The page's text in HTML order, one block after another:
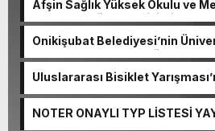
Afşin Sağlık Yüksek Okulu ve
Okulunda görev değişimi!
Onikişubat Belediyesi’nin
başvurularında son gün 7
Uluslararası Bisiklet
NOTER ONAYLI TYP LİSTESİ